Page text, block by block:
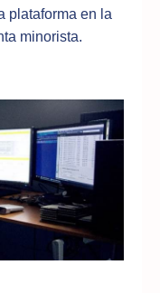
plataforma en la
minorista.